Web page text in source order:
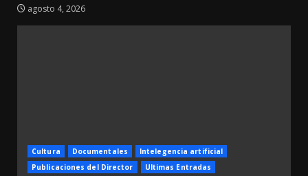
agosto 4, 2026
Cultura Documentales
Intelegencia artificial
Publicaciones del Director
Ultimas Entradas